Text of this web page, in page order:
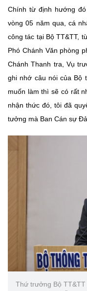
Chính từ định hướng
vòng 05 năm qua, cá
công tác tại Bộ TT&TT,
Phó Chánh Văn phòng
Chánh Thanh tra, Vụ
ghi nhớ câu nói của Bộ
muốn làm thì sẽ có rất
nhận thức đó, tôi đã
tưởng mà Ban Cán sự
Thứ trưởng Bộ